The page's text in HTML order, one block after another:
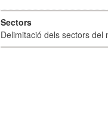
Sectors
Delimitació dels sectors del